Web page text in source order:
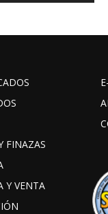
FINAZAS
Y VENTA